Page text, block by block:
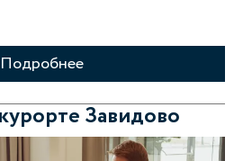
Подробнее
Завидово